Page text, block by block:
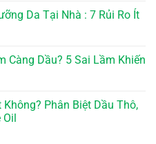
Da Tại Nhà : 7 Rủi Ro Ít
Càng Dầu? 5 Sai Lầm Khiến
Không? Phân Biệt Dầu Thô,
Oil